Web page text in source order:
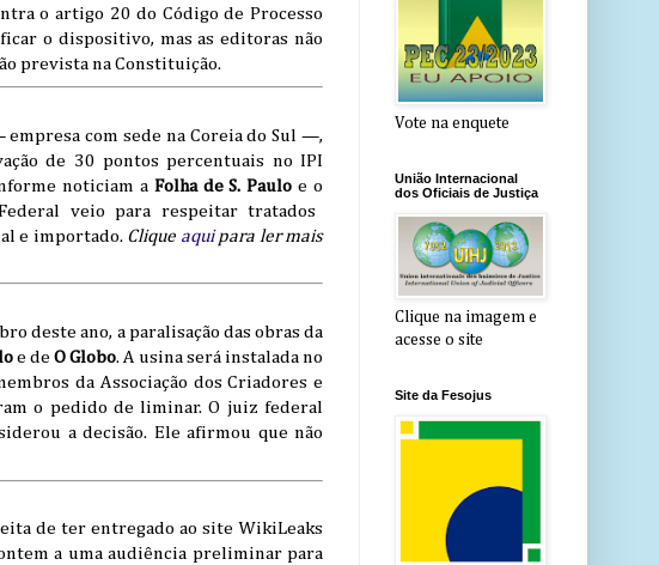
o artigo 20 do Código de Processo
o dispositivo, mas as editoras não
prevista na Constituição.
com sede na Coreia do Sul —,
de 30 pontos percentuais no IPI
noticiam a Folha de S. Pauloe o
veio para respeitar tratados
e importado. Clique aquipara ler mais
deste ano, a paralisação das obras da
e de O Globo. A usina será instalada no
da Associação dos Criadores e
o pedido de liminar. O juiz federal
a decisão. Ele afirmou que não
de ter entregado ao site WikiLeaks
a uma audiência preliminar para
Vote na enquete
União Internacional
dos Oficiais de Justiça
Clique na imagem e
acesse o site
Site da Fesojus